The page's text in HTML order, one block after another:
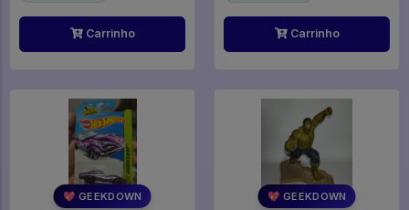
Carrinho Carrinho
💖 GEEKDOWN 💖 GEEKDOWN